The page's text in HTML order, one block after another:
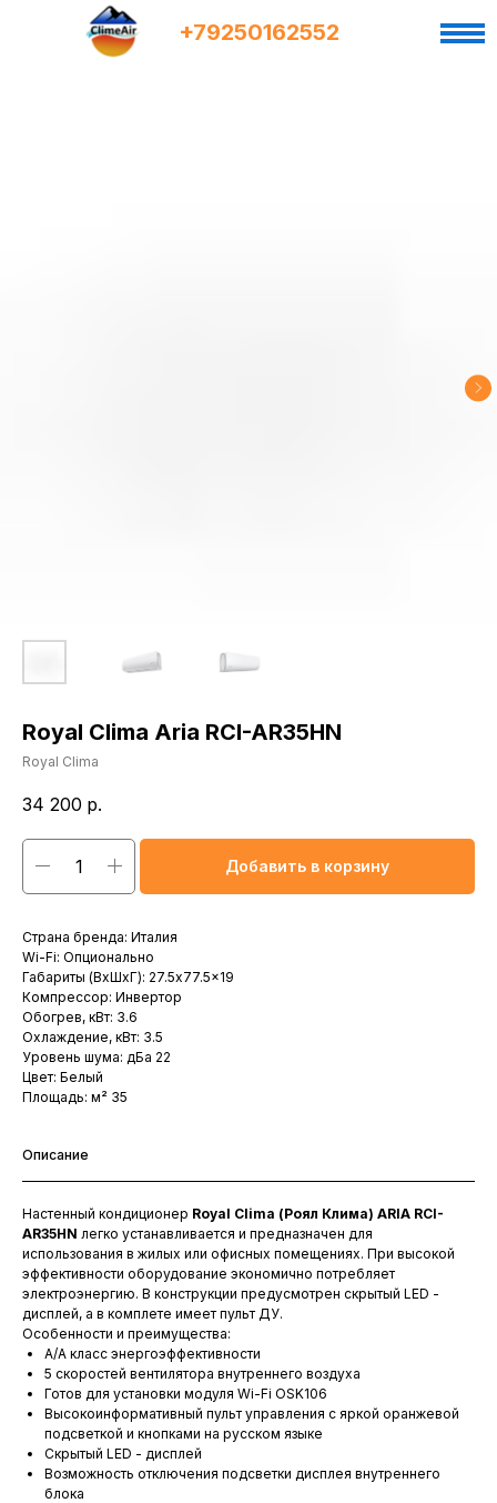
+79250162552
Royal Clima Aria RCI-AR35HN
Royal Clima
34 200 р.
Добавить в корзину
Страна бренда: Италия
Wi-Fi: Опционально
Габариты (ВхШхГ): 27.5x77.5x19
Компрессор: Инвертор
Обогрев, кВт: 3.6
Охлаждение, кВт: 3.5
Уровень шума: дБа 22
Цвет: Белый
Площадь: м² 35
Описание
Настенный кондиционер Royal Clima (Роял Клима) ARIA RCI-
AR35HN легко устанавливается и предназначен для
использования в жилых или офисных помещениях. При высокой
эффективности оборудование экономично потребляет
электроэнергию. В конструкции предусмотрен скрытый LED -
дисплей, а в комплете имеет пульт ДУ.
Особенности и преимущества:
A/A класс энергоэффективности
5 скоростей вентилятора внутреннего воздуха
Готов для установки модуля Wi-Fi OSK106
Высокоинформативный пульт управления с яркой оранжевой
подсветкой и кнопками на русском языке
Скрытый LED - дисплей
Возможность отключения подсветки дисплея внутреннего
блока